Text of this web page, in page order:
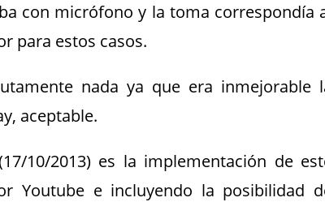
con micrófono y la toma correspondía
para estos casos.
nada ya que era inmejorable
aceptable.
10/2013) es la implementación de
Youtube e incluyendo la posibilidad